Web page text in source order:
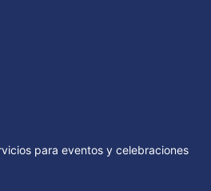
para eventos y celebraciones